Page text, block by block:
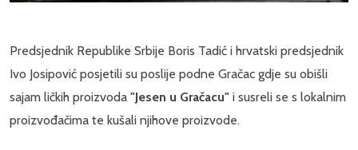
Predsjednik Republike Srbije Boris Tadić i hrvatski predsjednik
Ivo Josipović posjetili su poslije podne Gračac gdje su obišli
sajam ličkih proizvoda "Jesen u Gračacu" i susreli se s lokalnim
proizvođačima te kušali njihove proizvode.